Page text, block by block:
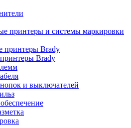
принтеры и системы маркировки
принтеры Brady
Brady
и выключателей